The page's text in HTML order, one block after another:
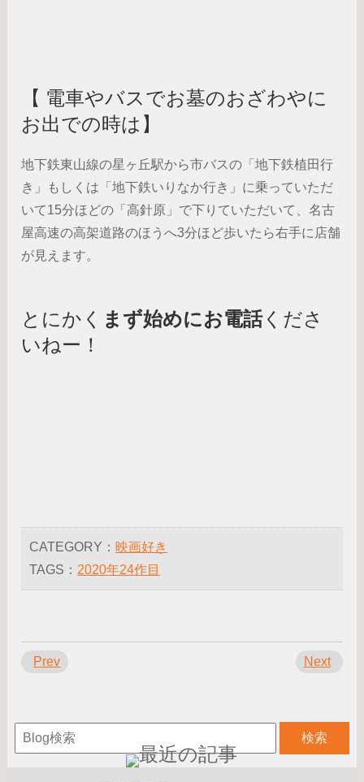
【 電車やバスでお墓のおざわやに
お出での時は】
地下鉄東山線の星ヶ丘駅から市バスの「地下鉄植田行
き」もしくは「地下鉄いりなか行き」に乗っていただ
いて15分ほどの「高針原」で下りていただいて、名古
屋高速の高架道路のほうへ3分ほど歩いたら右手に店舗
が見えます。
とにかく まず始めにお電話くださ
いねー！
CATEGORY： 映画好き
TAGS： 2020年24作目
Prev Next